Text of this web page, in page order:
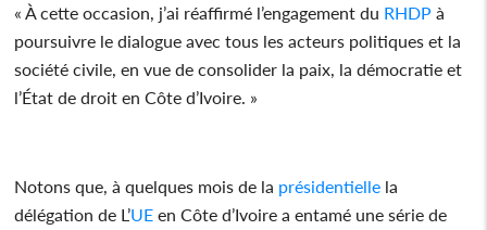
« À cette occasion, j’ai réaffirmé l’engagement du RHDP à
poursuivre le dialogue avec tous les acteurs politiques et la
société civile, en vue de consolider la paix, la démocratie et
l’État de droit en Côte d’Ivoire. »
Notons que, à quelques mois de la présidentielle la
délégation de L’UE en Côte d’Ivoire a entamé une série de